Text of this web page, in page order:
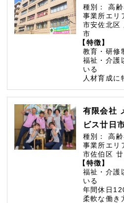
種別： 高
事業所エリ
市安佐北区
市
【特徴】
教育・研修
福祉・介護
いる
人材育成に
有限会社
ビス廿日
種別： 高
事業所エリ
市佐伯区
【特徴】
福祉・介護
いる
年間休日
柔軟な働き